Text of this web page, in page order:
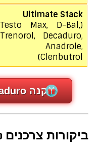
Ultimate Stack
(Testo Max, D-Bal,
Trenorol, Decaduro,
Anadrole,
Clenbutrol)
קנה Decaduro מהאתר הרשמי
ביקורות צרכנים Decaduro